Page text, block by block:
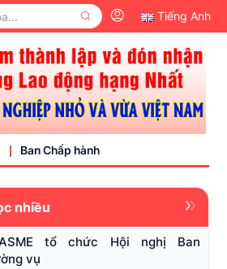
Tiếng Anh
Ban Chấp hành
nhiều
tổ chức Hội nghị Ban
vụ